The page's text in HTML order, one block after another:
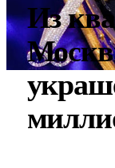
Из